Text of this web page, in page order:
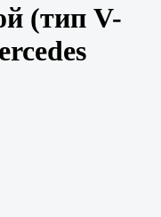
(тип V-